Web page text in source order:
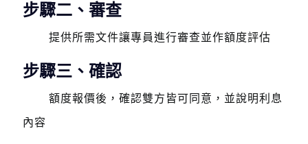
步驟二、審查
提供所需文件讓專員進行審查並作額度評估
步驟三、確認
額度報價後，確認雙方皆可同意，並說明利息
內容